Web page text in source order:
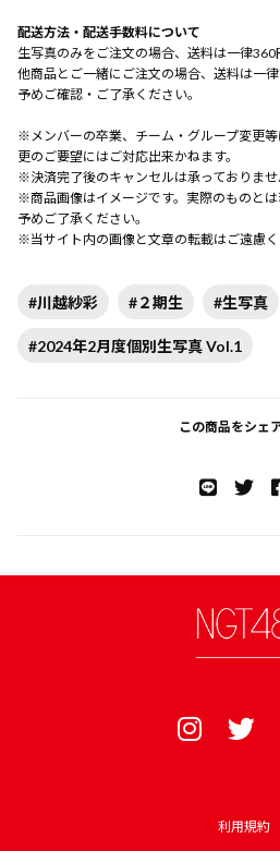
配送方法・配送手数料について
生写真のみをご注文の場合、送料は一律360
他商品とご一緒にご注文の場合、送料は一律
予めご確認・ご了承ください。
※メンバーの卒業、チーム・グループ変更
更のご要望にはご対応出来かねます。
※決済完了後のキャンセルは承っておりませ
※商品画像はイメージです。実際のものとは
予めご了承ください。
※当サイト内の画像と文章の転載はご遠慮く
#川越紗彩 #２期生 #生写真
#2024年2月度個別生写真 Vol.1
この商品をシェ
利用規約